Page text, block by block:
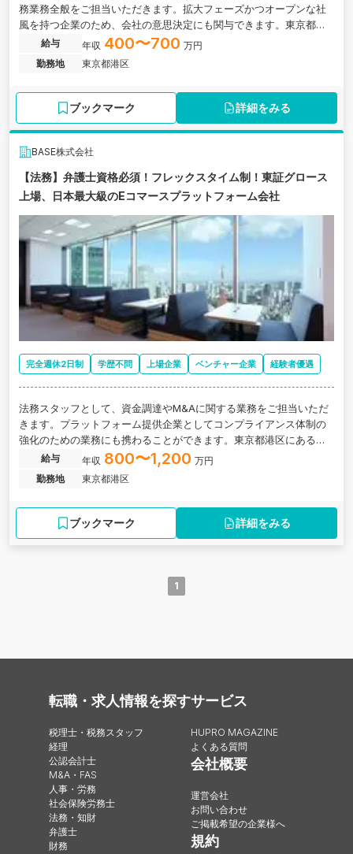
務業務全般をご担当いただきます。拡大フェーズかつオープンな社
風を持つ企業のため、会社の意思決定にも関与できます。東京都千
代田区にある、働きやすさ抜群のSaaS系IT企業の求人です。
給与 年収 400〜700 万円
勤務地
東京都港区
ブックマーク 詳細をみる
BASE株式会社
【法務】弁護士資格必須！フレックスタイム制！東証グロース
上場、日本最大級のEコマースプラットフォーム会社
完全週休2日制 学歴不問 上場企業 ベンチャー企業 経験者優遇
法務スタッフとして、資金調達やM&Aに関する業務をご担当いただ
きます。プラットフォーム提供企業としてコンプライアンス体制の
強化のための業務にも携わることができます。東京都港区にある、E
C/FinTechサービスを提供する会社の求人です。
給与 年収 800〜1,200 万円
勤務地
東京都港区
ブックマーク 詳細をみる
1
転職・求人情報を探す
税理士・税務スタッフ
経理
公認会計士
M&A・FAS
人事・労務
社会保険労務士
法務・知財
弁護士
財務
サービス
HUPRO MAGAZINE
よくある質問
会社概要
運営会社
お問い合わせ
ご掲載希望の企業様へ
規約